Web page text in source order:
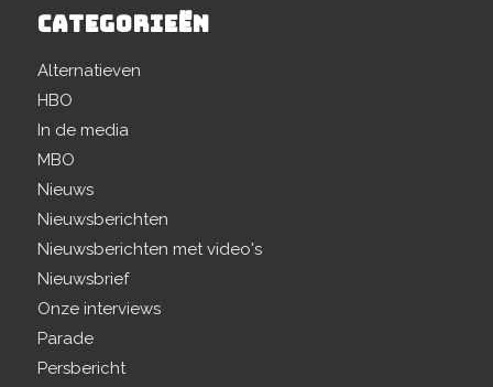
CATEGORIEËN
Alternatieven
HBO
In de media
MBO
Nieuws
Nieuwsberichten
Nieuwsberichten met video's
Nieuwsbrief
Onze interviews
Parade
Persbericht